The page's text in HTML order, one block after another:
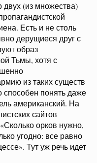
(из множества)
Есть и не столь
дерущиеся друг с
образ
Тьмы, хотя с
из таких существ
способен понять даже
американский. На
сайтов
орков нужно,
угодно: все равно
Тут уж речь идет